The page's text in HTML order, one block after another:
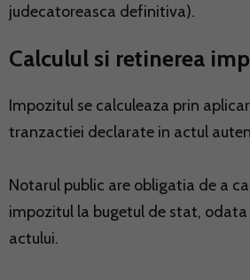
judecatoreasca definitiva).
Calculul si retinerea
Impozitul se calculeaza prin
tranzactiei declarate in actul
Notarul public are obligatia de a
impozitul la bugetul de stat,
actului.